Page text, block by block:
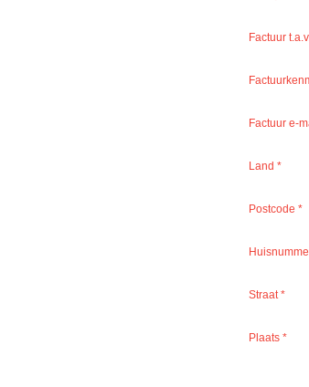
Factuur
Factuur e-
Land *
Postcode *
Straat *
Plaats *